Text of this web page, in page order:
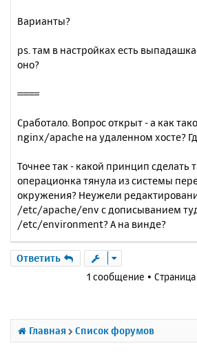
Варианты?
ps. там в настройках есть
оно?
====
Сработало. Вопрос открыт - а как
nginx/apache на удаленном хосте?
Точнее так - какой принцип сделать
операционка тянула из системы
окружения? Неужели
/etc/apache/env с дописыванием
/etc/environment? А на винде?
Ответить
1 сообщение • Страница
Главная Список форумов